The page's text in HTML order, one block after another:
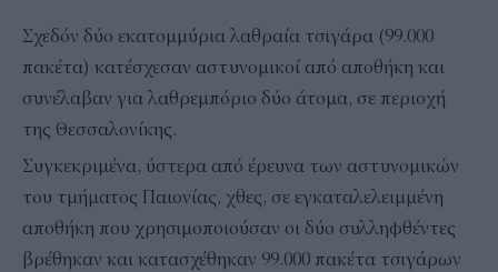
Σχεδόν δύο εκατομμύρια λαθραία τσιγάρα (99.000
πακέτα) κατέσχεσαν αστυνομικοί από αποθήκη και
συνέλαβαν για λαθρεμπόριο δύο άτομα, σε περιοχή
της Θεσσαλονίκης.
Συγκεκριμένα, ύστερα από έρευνα των αστυνομικών
του τμήματος Παιονίας, χθες, σε εγκαταλελειμμένη
αποθήκη που χρησιμοποιούσαν οι δύο συλληφθέντες
βρέθηκαν και κατασχέθηκαν 99.000 πακέτα τσιγάρων